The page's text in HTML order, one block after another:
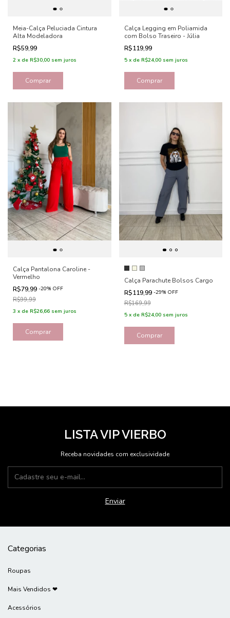
Meia-Calça Peluciada Cintura
Alta Modeladora
R$59,99
2 x de R$30,00 sem juros
Comprar
Calça Legging em Poliamida
com Bolso Traseiro - Júlia
R$119,99
5 x de R$24,00 sem juros
Comprar
Calça Pantalona Caroline -
Vermelho
R$79,99 -20% OFF
R$99,99
3 x de R$26,66 sem juros
Comprar
Calça Parachute Bolsos Cargo
R$119,99 -29% OFF
R$169,99
5 x de R$24,00 sem juros
Comprar
LISTA VIP VIERBO
Receba novidades com exclusividade
Categorias
Roupas
Mais Vendidos ❤
Acessórios